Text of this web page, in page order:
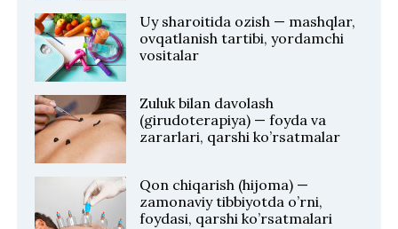
Uy sharoitida ozish — mashqlar,
ovqatlanish tartibi, yordamchi
vositalar
Zuluk bilan davolash
(girudoterapiya) — foyda va
zararlari, qarshi ko’rsatmalar
Qon chiqarish (hijoma) —
zamonaviy tibbiyotda o’rni,
foydasi, qarshi ko’rsatmalari